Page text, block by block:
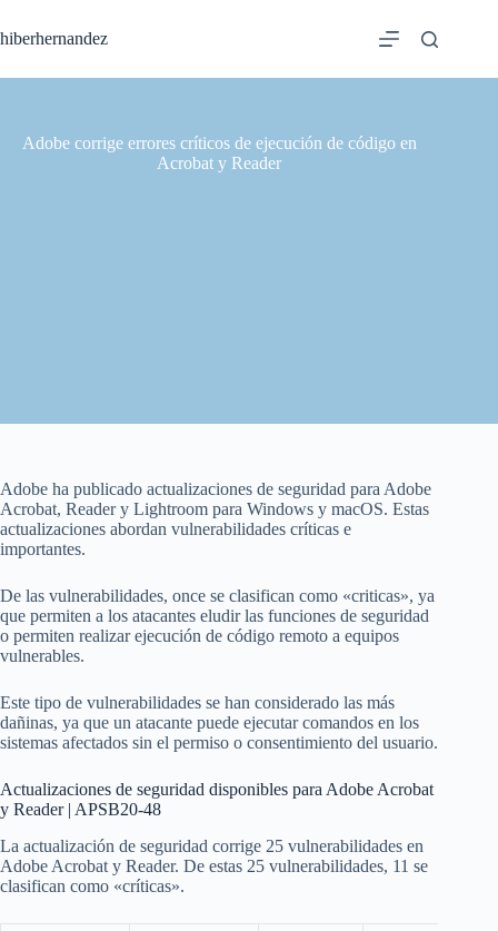
al
contenido
hiberhernandez
Adobe corrige errores críticos de ejecución de código en
Acrobat y Reader
Adobe ha publicado actualizaciones de seguridad para Adobe
Acrobat, Reader y Lightroom para Windows y macOS. Estas
actualizaciones abordan vulnerabilidades críticas e
importantes.
De las vulnerabilidades, once se clasifican como «criticas», ya
que permiten a los atacantes eludir las funciones de seguridad
o permiten realizar ejecución de código remoto a equipos
vulnerables.
Este tipo de vulnerabilidades se han considerado las más
dañinas, ya que un atacante puede ejecutar comandos en los
sistemas afectados sin el permiso o consentimiento del usuario.
Actualizaciones de seguridad disponibles para Adobe Acrobat
y Reader | APSB20-48
La actualización de seguridad corrige 25 vulnerabilidades en
Adobe Acrobat y Reader. De estas 25 vulnerabilidades, 11 se
clasifican como «críticas».